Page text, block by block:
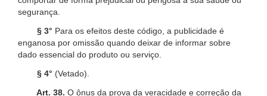
segurança.
§ 3° Para os efeitos deste código, a publicidade é
enganosa por omissão quando deixar de informar sobre
dado essencial do produto ou serviço.
§ 4° (Vetado).
Art. 38. O ônus da prova da veracidade e correção da